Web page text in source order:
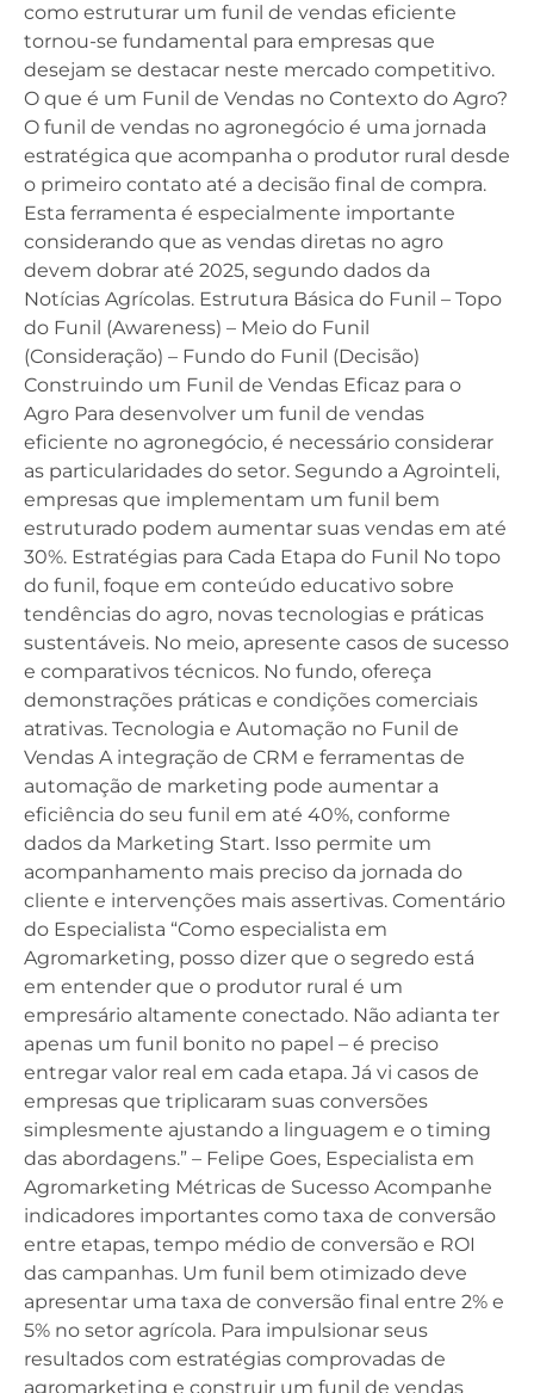
como estruturar um funil de vendas eficiente
tornou-se fundamental para empresas que
desejam se destacar neste mercado competitivo.
O que é um Funil de Vendas no Contexto do Agro?
O funil de vendas no agronegócio é uma jornada
estratégica que acompanha o produtor rural desde
o primeiro contato até a decisão final de compra.
Esta ferramenta é especialmente importante
considerando que as vendas diretas no agro
devem dobrar até 2025, segundo dados da
Notícias Agrícolas. Estrutura Básica do Funil – Topo
do Funil (Awareness) – Meio do Funil
(Consideração) – Fundo do Funil (Decisão)
Construindo um Funil de Vendas Eficaz para o
Agro Para desenvolver um funil de vendas
eficiente no agronegócio, é necessário considerar
as particularidades do setor. Segundo a Agrointeli,
empresas que implementam um funil bem
estruturado podem aumentar suas vendas em até
30%. Estratégias para Cada Etapa do Funil No topo
do funil, foque em conteúdo educativo sobre
tendências do agro, novas tecnologias e práticas
sustentáveis. No meio, apresente casos de sucesso
e comparativos técnicos. No fundo, ofereça
demonstrações práticas e condições comerciais
atrativas. Tecnologia e Automação no Funil de
Vendas A integração de CRM e ferramentas de
automação de marketing pode aumentar a
eficiência do seu funil em até 40%, conforme
dados da Marketing Start. Isso permite um
acompanhamento mais preciso da jornada do
cliente e intervenções mais assertivas. Comentário
do Especialista “Como especialista em
Agromarketing, posso dizer que o segredo está
em entender que o produtor rural é um
empresário altamente conectado. Não adianta ter
apenas um funil bonito no papel – é preciso
entregar valor real em cada etapa. Já vi casos de
empresas que triplicaram suas conversões
simplesmente ajustando a linguagem e o timing
das abordagens.” – Felipe Goes, Especialista em
Agromarketing Métricas de Sucesso Acompanhe
indicadores importantes como taxa de conversão
entre etapas, tempo médio de conversão e ROI
das campanhas. Um funil bem otimizado deve
apresentar uma taxa de conversão final entre 2% e
5% no setor agrícola. Para impulsionar seus
resultados com estratégias comprovadas de
agromarketing e construir um funil de vendas